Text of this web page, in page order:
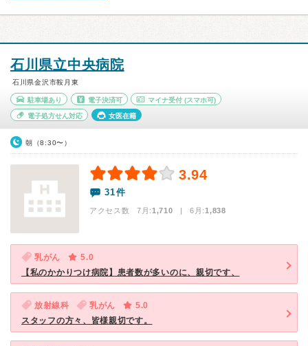
石川県立中央病院
石川県金沢市鞍月東
駐車場あり 電子決済可 マイナ受付 (スマホ可)
電子処方せん対応 女医在籍
朝（8:30〜）
3.94
31件
アクセス数 7月:1,710 | 6月:1,838
乳がん
5.0
【私のかかりつけ病院】患者数が多いのに、親切です、
放射線科 乳がん
5.0
スタッフの方々、皆様親切です。